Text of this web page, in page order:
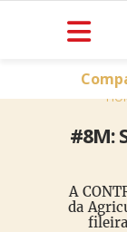
#8M:
A
da